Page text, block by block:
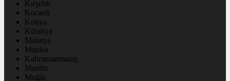
Kırşehir
Kocaeli
Konya
Kütahya
Malatya
Manisa
Kahramanmaraş
Mardin
Muğla